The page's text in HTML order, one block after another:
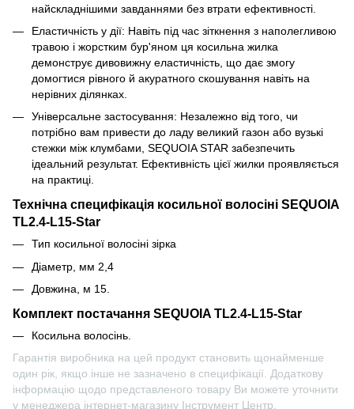
найскладнішими завданнями без втрати ефективності.
Еластичність у дії: Навіть під час зіткнення з наполегливою
травою і жорстким бур'яном ця косильна жилка
демонструє дивовижну еластичність, що дає змогу
домогтися рівного й акуратного скошування навіть на
нерівних ділянках.
Універсальне застосування: Незалежно від того, чи
потрібно вам привести до ладу великий газон або вузькі
стежки між клумбами, SEQUOIA STAR забезпечить
ідеальний результат. Ефективність цієї жилки проявляється
на практиці.
Технічна специфікація косильної волосіні SEQUOIA
TL2.4-L15-Star
Тип косильної волосіні зірка
Діаметр, мм 2,4
Довжина, м 15.
Комплект постачання SEQUOIA TL2.4-L15-Star
Косильна волосінь.
Гарантія виробника на цей продукт становить щонайменше
один рік, якщо інше не зазначено в специфікації. Додаткову
інформацію щодо представленого товару Ви можете уточнити
у менеджера інтернет-магазину Інструмент Центр.